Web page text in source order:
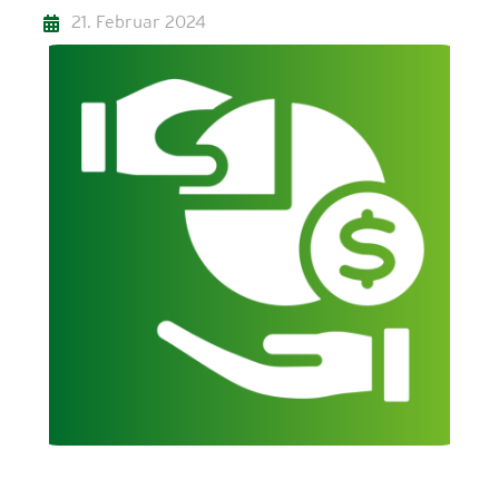
21. Februar 2024